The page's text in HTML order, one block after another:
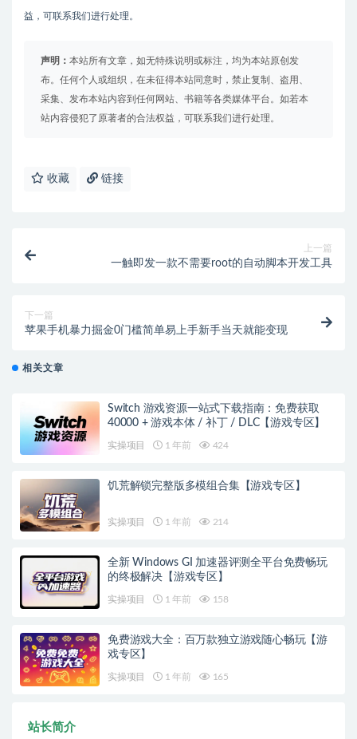
益，可联系我们进行处理。
声明： 本站所有文章，如无特殊说明或标注，均为本站原创发
布。任何个人或组织，在未征得本站同意时，禁止复制、盗用、
采集、发布本站内容到任何网站、书籍等各类媒体平台。如若本
站内容侵犯了原著者的合法权益，可联系我们进行处理。
收藏 链接
上一篇
一触即发一款不需要root的自动脚本开发工具
下一篇
苹果手机暴力掘金0门槛简单易上手新手当天就能变现
相关文章
Switch 游戏资源一站式下载指南：免费获取
40000 + 游戏本体 / 补丁 / DLC【游戏专区】
实操项目 1 年前 424
饥荒解锁完整版多模组合集【游戏专区】
实操项目 1 年前 214
全新 Windows GI 加速器评测全平台免费畅玩
的终极解决【游戏专区】
实操项目 1 年前 158
免费游戏大全：百万款独立游戏随心畅玩【游
戏专区】
实操项目 1 年前 165
站长简介